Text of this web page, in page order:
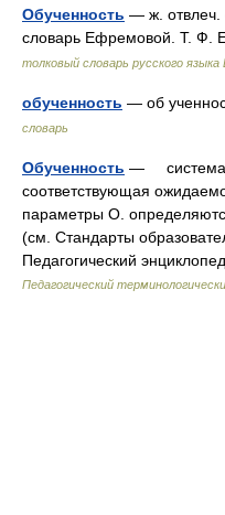
Обученность — ж. отвлеч.
словарь Ефремовой. Т.
толковый словарь русского
обученность — об
словарь
Обученность — система
соответствующая
параметры О.
(см. Стандарты
Педагогический
Педагогический